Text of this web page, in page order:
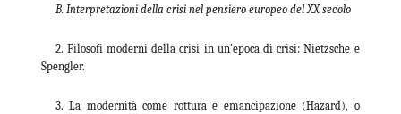
B. Interpretazioni della crisi nel pensiero europeo del XX secolo
2. Filosofi moderni della crisi in un’epoca di crisi: Nietzsche e
Spengler.
3. La modernità come rottura e emancipazione (Hazard), o